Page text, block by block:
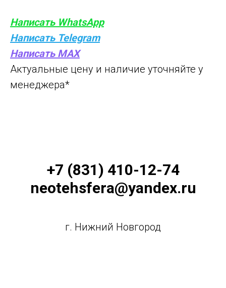
Написать WhatsApp
Написать Telegram
Написать MAX
Актуальные цену и наличие уточняйте у
менеджера*
+7 (831) 410-12-74
neotehsfera@yandex.ru
г. Нижний Новгород